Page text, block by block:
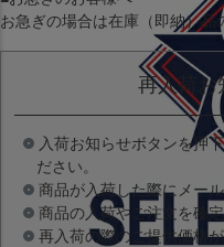
お急ぎの場合は在庫（即納）品
再入荷お
入荷お知らせボタンを押
ださい。
商品が入荷した際にメー
商品の入荷やご注文を確
再入荷の際のご提供価格